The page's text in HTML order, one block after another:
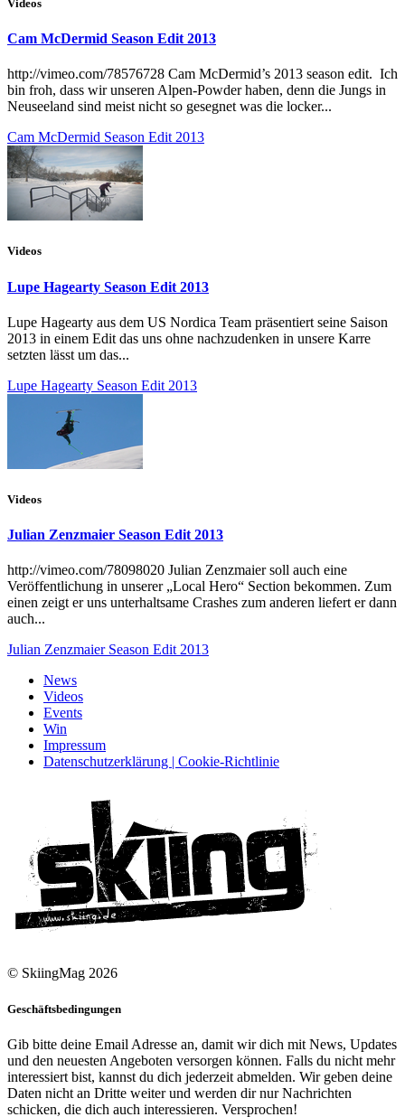
Videos
Cam McDermid Season Edit 2013
http://vimeo.com/78576728 Cam McDermid’s 2013 season edit. Ich
bin froh, dass wir unseren Alpen-Powder haben, denn die Jungs in
Neuseeland sind meist nicht so gesegnet was die locker...
Cam McDermid Season Edit 2013
Videos
Lupe Hagearty Season Edit 2013
Lupe Hagearty aus dem US Nordica Team präsentiert seine Saison
2013 in einem Edit das uns ohne nachzudenken in unsere Karre
setzten lässt um das...
Lupe Hagearty Season Edit 2013
Videos
Julian Zenzmaier Season Edit 2013
http://vimeo.com/78098020 Julian Zenzmaier soll auch eine
Veröffentlichung in unserer „Local Hero“ Section bekommen. Zum
einen zeigt er uns unterhaltsame Crashes zum anderen liefert er dann
auch...
Julian Zenzmaier Season Edit 2013
News
Videos
Events
Win
Impressum
Datenschutzerklärung | Cookie-Richtlinie
© SkiingMag 2026
Geschäftsbedingungen
Gib bitte deine Email Adresse an, damit wir dich mit News, Updates
und den neuesten Angeboten versorgen können. Falls du nicht mehr
interessiert bist, kannst du dich jederzeit abmelden. Wir geben deine
Daten nicht an Dritte weiter und werden dir nur Nachrichten
schicken, die dich auch interessieren. Versprochen!